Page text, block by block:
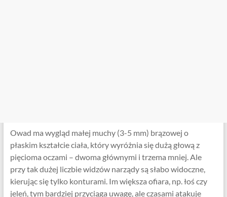
Owad ma wygląd małej muchy (3-5 mm) brązowej o
płaskim kształcie ciała, który wyróżnia się dużą głową z
pięcioma oczami – dwoma głównymi i trzema mniej. Ale
przy tak dużej liczbie widzów narządy są słabo widoczne,
kierując się tylko konturami. Im większa ofiara, np. łoś czy
jeleń, tym bardziej przyciąga uwagę, ale czasami atakuje